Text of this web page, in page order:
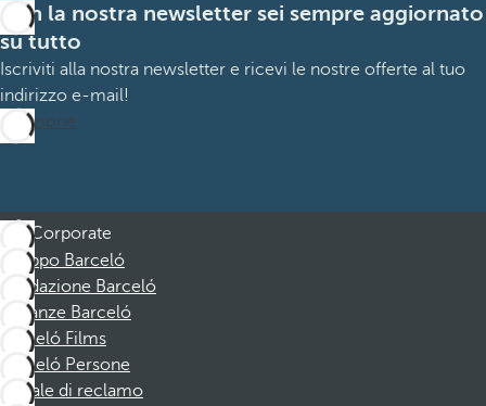
Con la nostra newsletter sei sempre aggiornato
su tutto
Iscriviti alla nostra newsletter e ricevi le nostre offerte al tuo
indirizzo e-mail!
Iscrizione
Corporate
Gruppo Barceló
Fondazione Barceló
Vacanze Barceló
Barceló Films
Barceló Persone
Canale di reclamo